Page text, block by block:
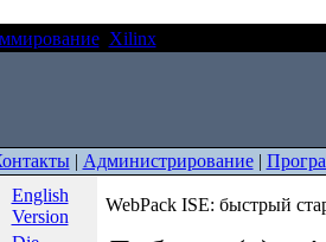
Xilinx
| Администрирование|
English
Version
WebPack ISE: быстрый